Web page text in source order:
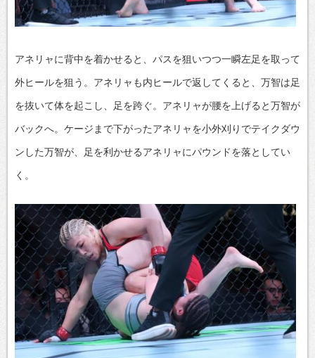
アネリャに背中を着かせると、パスを狙いつつ一瞬左足を取って
外ヒールを狙う。アネリャも内ヒールで返してくると、万智は足
を抜いて体を起こし、足を跨ぐ。アネリャが腰を上げると万智が
バックへ。ケージまで下がったアネリャを小外刈りでテイクダウ
ンした万智が、足を利かせるアネリャにパウンドを落としてい
く。